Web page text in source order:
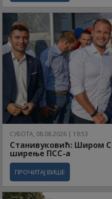
СУБОТА, 08.08.2026 | 19:53
Станивуковић: Широм
ширење ПСС-а
ПРОЧИТАЈ ВИШЕ